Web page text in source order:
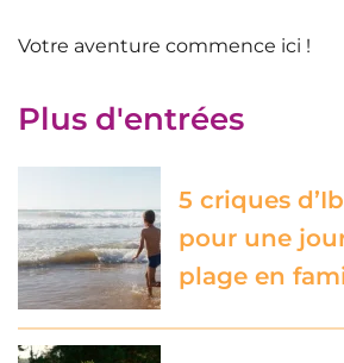
Votre aventure commence ici !
Plus d'entrées
5 criques
pour une
plage en